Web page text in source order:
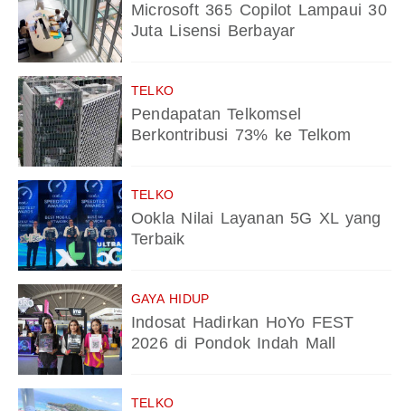
Microsoft 365 Copilot Lampaui 30
Juta Lisensi Berbayar
TELKO
Pendapatan Telkomsel
Berkontribusi 73% ke Telkom
TELKO
Ookla Nilai Layanan 5G XL yang
Terbaik
GAYA HIDUP
Indosat Hadirkan HoYo FEST
2026 di Pondok Indah Mall
TELKO